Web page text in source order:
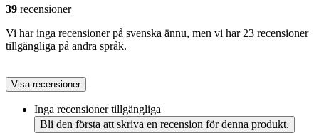
39 recensioner
Vi har inga recensioner på svenska ännu, men vi har 23 recensioner
tillgängliga på andra språk.
Visa recensioner
Inga recensioner tillgängliga
Bli den första att skriva en recension för denna produkt.